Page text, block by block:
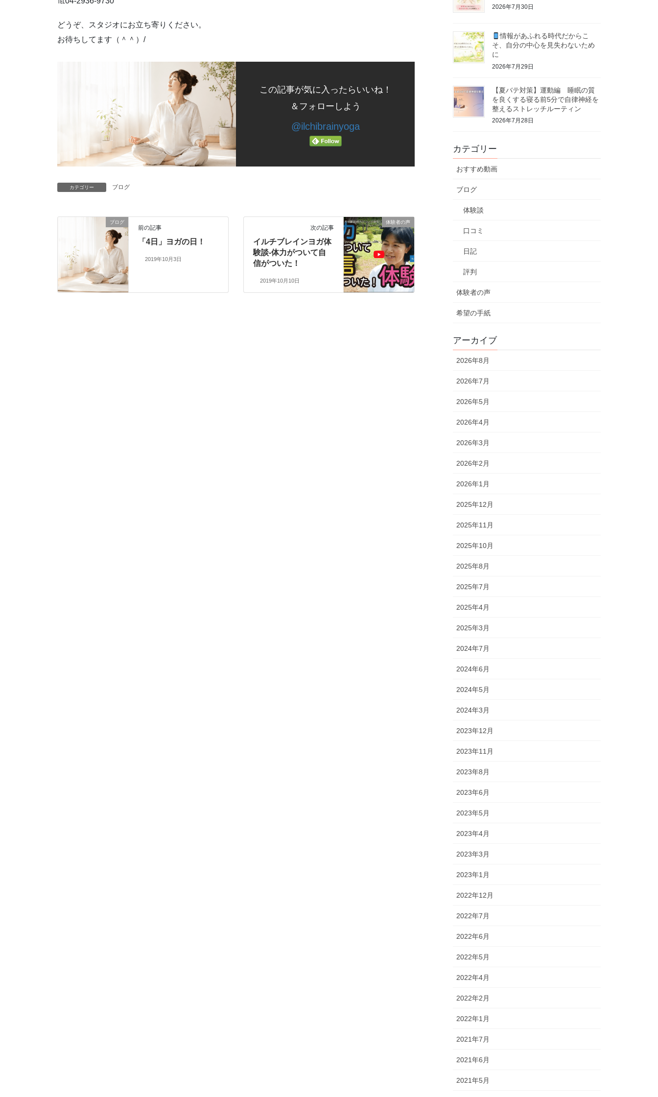
どうぞ、スタジオにお立ち寄りください。
お待ちしてます（＾＾）/
この記事が気に入ったらいいね！
＆フォローしよう
@ilchibrainyoga
カテゴリー ブログ
ブログ
前の記事
「4日」ヨガの日！
2019年10月3日
体験者の声
次の記事
イルチブレインヨガ体
験談-体力がついて自
信がついた！
2019年10月10日
2026年7月30日
情報があふれる時代だからこ
そ、自分の中心を見失わないため
に
2026年7月29日
【夏バテ対策】運動編 睡眠の質
を良くする寝る前5分で自律神経を
整えるストレッチルーティン
2026年7月28日
カテゴリー
おすすめ動画
ブログ
体験談
口コミ
日記
評判
体験者の声
希望の手紙
アーカイブ
2026年8月
2026年7月
2026年5月
2026年4月
2026年3月
2026年2月
2026年1月
2025年12月
2025年11月
2025年10月
2025年8月
2025年7月
2025年4月
2025年3月
2024年7月
2024年6月
2024年5月
2024年3月
2023年12月
2023年11月
2023年8月
2023年6月
2023年5月
2023年4月
2023年3月
2023年1月
2022年12月
2022年7月
2022年6月
2022年5月
2022年4月
2022年2月
2022年1月
2021年7月
2021年6月
2021年5月